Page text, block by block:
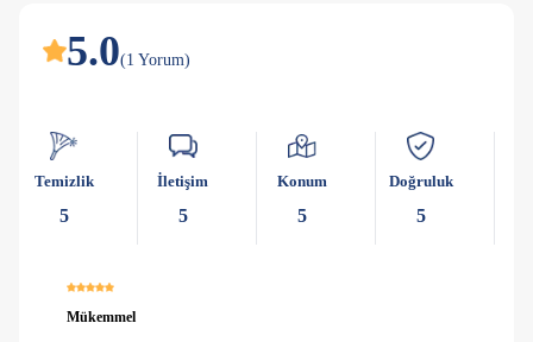
Villanın plaja yürüme mesafesi 10 dakikadır ve kendine ait özel
bir bahçesi vardır.
Villanın tüm odalarında klima bulunmaktadır ve araç sahipleri
için otopark imkanı mevcuttur. Elektrik, su, mutfak tüpü ve
diğer giderler ise konaklama ücretine dahil edilmiştir. Bu
özelliklerle donatılmış olan villa, Fethiye'nin doğal
5.0(1 Yorum)
Temizlik
5
İletişim
5
Konum
5
Doğruluk
5
Mükemmel